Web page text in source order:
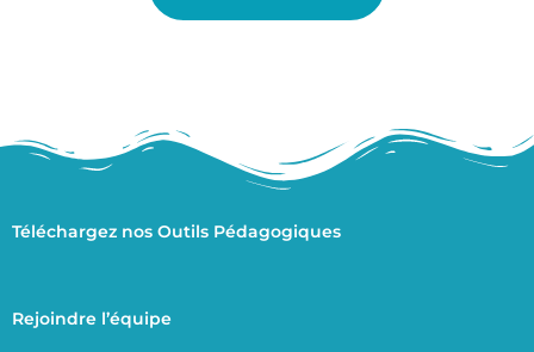
Téléchargez nos Outils Pédagogiques
Rejoindre l’équipe